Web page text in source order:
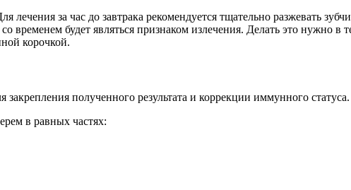
за час до завтрака рекомендуется тщательно разжевать
будет являться признаком излечения. Делать это нужно в
корочкой.
полученного результата и коррекции иммунного статуса.
в равных частях: